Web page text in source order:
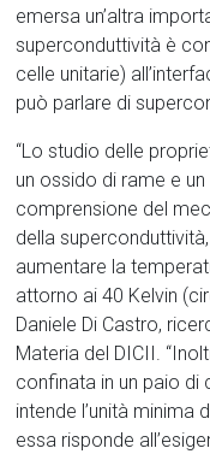
emersa un’altra
superconduttività è
celle unitarie)
può parlare di
“Lo studio delle
un ossido di rame e
comprensione del
della
aumentare la
attorno ai 40 Kelvin
Daniele Di Castro,
Materia del DICII.
confinata in un paio di
intende l’unità minima
essa risponde